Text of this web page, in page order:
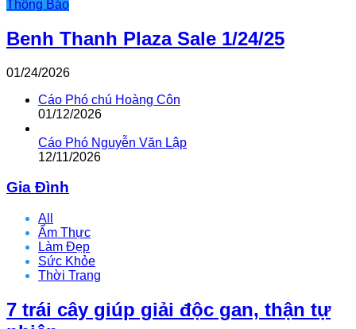
Thông Báo
Benh Thanh Plaza Sale 1/24/25
01/24/2026
Cáo Phó chú Hoàng Côn
01/12/2026
Cáo Phó Nguyễn Văn Lập
12/11/2026
Gia Đình
All
Ẩm Thực
Làm Đẹp
Sức Khỏe
Thời Trang
7 trái cây giúp giải độc gan, thận tự